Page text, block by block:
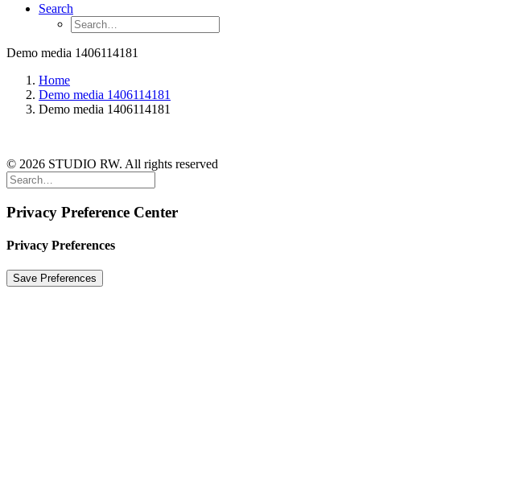
Search
Demo media 1406114181
Home
Demo media 1406114181
Demo media 1406114181
© 2026 STUDIO RW. All rights reserved
Privacy Preference Center
Privacy Preferences